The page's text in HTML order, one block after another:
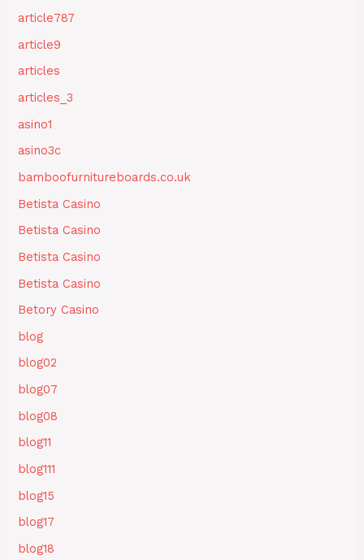
article787
article9
articles
articles_3
asino1
asino3c
bamboofurnitureboards.co.uk
Betista Casino
Betista Casino
Betista Casino
Betista Casino
Betory Casino
blog
blog02
blog07
blog08
blog11
blog111
blog15
blog17
blog18